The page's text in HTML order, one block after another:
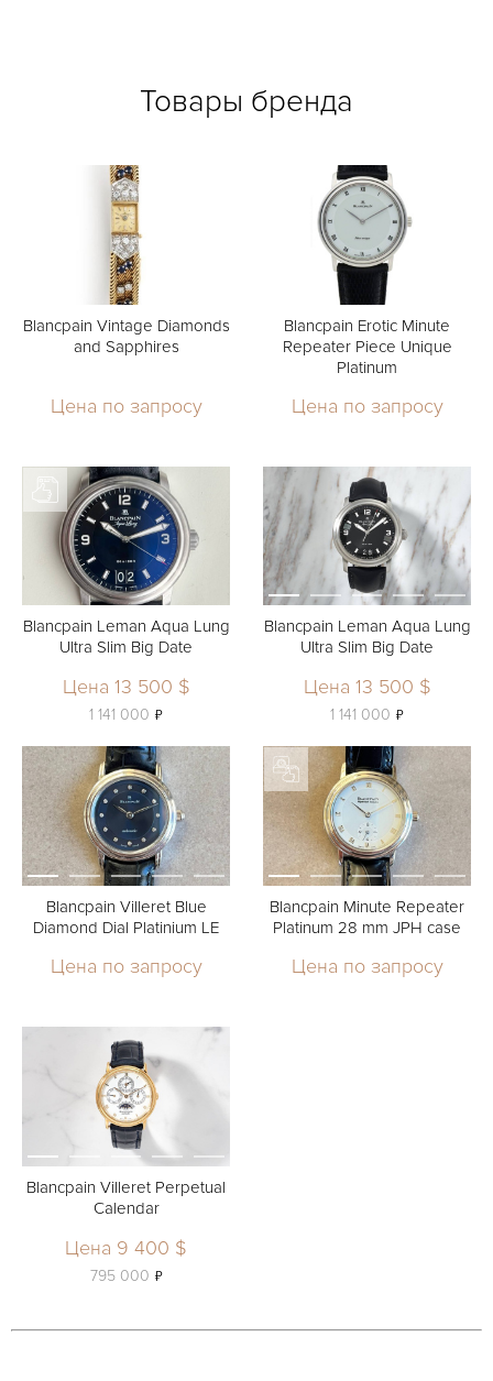
Товары бренда
Blancpain Vintage Diamonds
and Sapphires
Цена по запросу
Blancpain Erotic Minute
Repeater Piece Unique
Platinum
Цена по запросу
Blancpain Leman Aqua Lung
Ultra Slim Big Date
Цена 13 500 $
1 141 000 ь
Blancpain Leman Aqua Lung
Ultra Slim Big Date
Цена 13 500 $
1 141 000 ь
Blancpain Villeret Blue
Diamond Dial Platinium LE
Цена по запросу
Blancpain Minute Repeater
Platinum 28 mm JPH case
Цена по запросу
Blancpain Villeret Perpetual
Calendar
Цена 9 400 $
795 000 ь